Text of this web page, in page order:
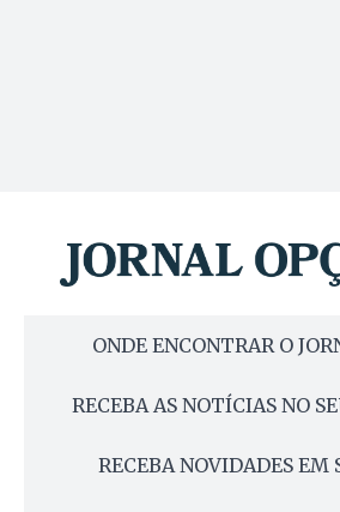
ONDE ENCONTRAR O
RECEBA AS NOTÍCIAS NO
RECEBA NOVIDADES EM